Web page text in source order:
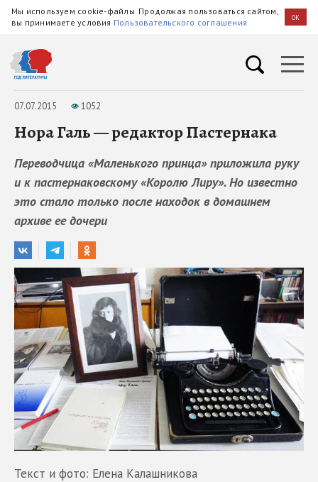
Мы используем cookie-файлы. Продолжая пользоваться сайтом,
вы принимаете условия Пользовательского соглашения OK
07.07.2015 1052
Нора Галь — редактор Пастернака
Переводчица «Маленького принца» приложила руку
и к пастернаковскому «Королю Лиру». Но известно
это стало только после находок в домашнем
архиве ее дочери
Текст и фото: Елена Калашникова